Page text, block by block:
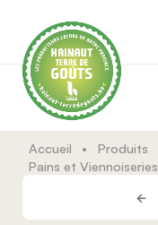
Accueil • Produits
Pains et Viennoiseries